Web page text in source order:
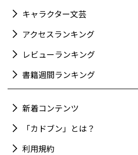
キャラクター文芸
アクセスランキング
レビューランキング
書籍週間ランキング
新着コンテンツ
「カドブン」とは？
利用規約